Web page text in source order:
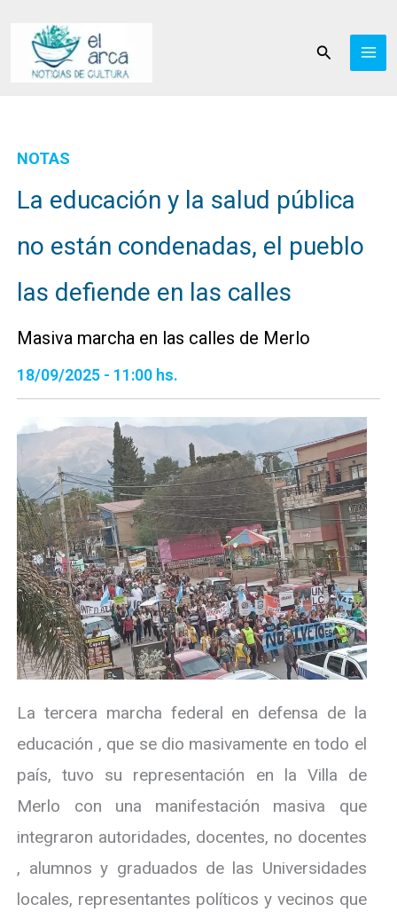
contenido
Buscar
NOTAS
La educación y la salud pública
no están condenadas, el pueblo
las defiende en las calles
Masiva marcha en las calles de Merlo
18/09/2025 - 11:00 hs.
La tercera marcha federal en defensa de la
educación , que se dio masivamente en todo el
país, tuvo su representación en la Villa de
Merlo con una manifestación masiva que
integraron autoridades, docentes, no docentes
, alumnos y graduados de las Universidades
locales, representantes políticos y vecinos que